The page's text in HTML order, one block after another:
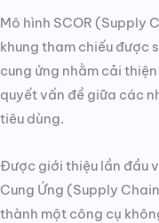
Mô hình SCOR (Supply
khung tham chiếu được
cung ứng nhằm cải
quyết vấn đề giữa các
tiêu dùng.
Được giới thiệu lần đầu
Cung Ứng (Supply
thành một công cụ